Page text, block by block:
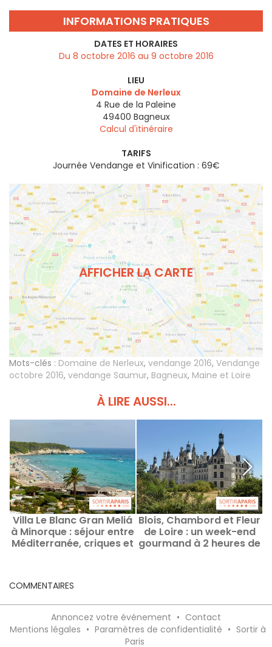
INFORMATIONS PRATIQUES
DATES ET HORAIRES
Du 8 octobre 2016 au 9 octobre 2016
LIEU
Domaine de Nerleux
4 Rue de la Paleine
49400 Bagneux
Calcul d'itinéraire
TARIFS
Journée Vendange et Vinification : 69€
AFFICHER LA CARTE
Mots-clés : Domaine de Nerleux, vendange 2016, Vendange
octobre 2016, vendange Saumur, Bagneux, Maine et Loire
À LIRE AUSSI...
Villa Le Blanc Gran Meliá
à Minorque : séjour entre
Méditerranée, criques et
Blois, Chambord et Fleur
de Loire : un week-end
gourmand à 2 heures de
COMMENTAIRES
Annoncez votre événement • Contact
Paramètres de confidentialité